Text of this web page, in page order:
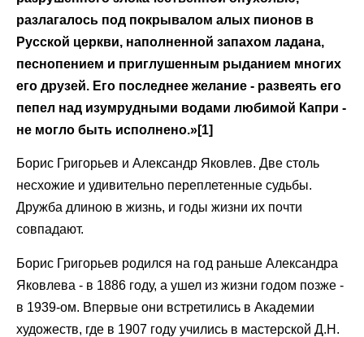
разлагалось под покрывалом алых пионов в
Русской церкви, наполненной запахом ладана,
песнопением и приглушенным рыданием многих
его друзей. Его последнее желание - развеять его
пепел над изумрудными водами любимой Капри -
не могло быть исполнено.»[1]
Борис Григорьев и Александр Яковлев. Две столь
несхожие и удивительно переплетенные судьбы.
Дружба длиною в жизнь, и годы жизни их почти
совпадают.
Борис Григорьев родился на год раньше Александра
Яковлева - в 1886 году, а ушел из жизни годом позже -
в 1939-ом. Впервые они встретились в Академии
художеств, где в 1907 году учились в мастерской Д.Н.